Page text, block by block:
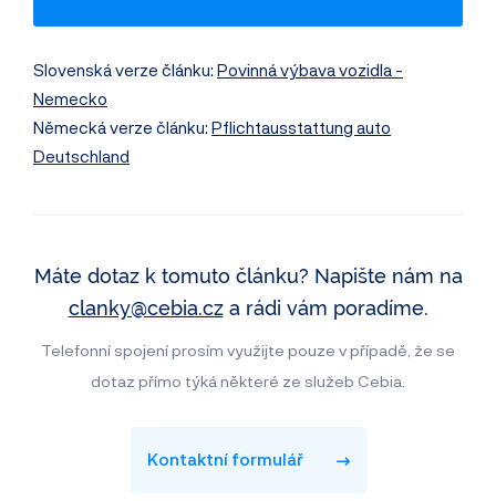
Slovenská verze článku: Povinná výbava vozidla -
Nemecko
Německá verze článku: Pflichtausstattung auto
Deutschland
Máte dotaz k tomuto článku? Napište nám na
clanky@cebia.cza rádi vám poradíme.
Telefonní spojení prosím využijte pouze v případě, že se
dotaz přímo týká některé ze služeb Cebia.
Kontaktní formulář